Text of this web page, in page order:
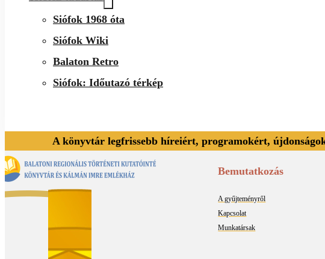
Siófok 1968 óta
Siófok Wiki
Balaton Retro
Siófok: Időutazó térkép
A könyvtár legfrissebb híreiért, programokért,
Bemutatkozás
A gyűjteményről
Kapcsolat
Munkatársak